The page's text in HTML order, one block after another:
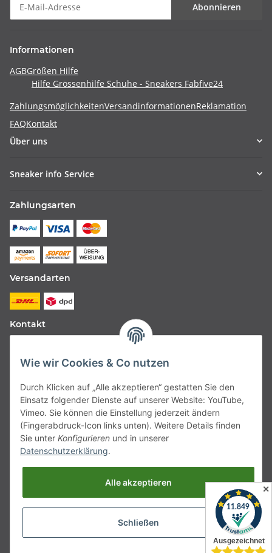
Abonnieren
Informationen
AGBGrößen Hilfe
Hilfe Grössenhilfe Schuhe - Sneakers Fabfive24
ZahlungsmöglichkeitenVersandinformationenReklamation
FAQKontakt
Über uns
Sneaker info Service
Zahlungsarten
Versandarten
Kontakt
Langstr. 51-53
63450 Hanau
Deutschland
Telefon:06181257350
E-Mail: shop@fabfive24.com
Vertrag widerrufen
Wie wir Cookies & Co nutzen
Durch Klicken auf „Alle akzeptieren“ gestatten Sie den
Einsatz folgender Dienste auf unserer Website: YouTube,
Vimeo. Sie können die Einstellung jederzeit ändern
(Fingerabdruck-Icon links unten). Weitere Details finden
Sie unter Konfigurieren und in unserer
Datenschutzerklärung.
Alle akzeptieren
Schließen
✕